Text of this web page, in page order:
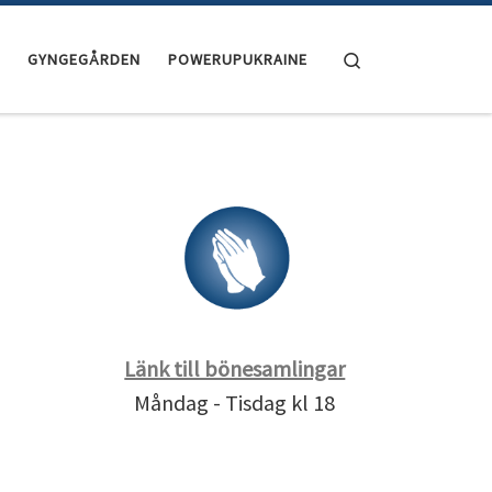
GYNGEGÅRDEN POWERUPUKRAINE
Länk till bönesamlingar
Måndag - Tisdag kl 18